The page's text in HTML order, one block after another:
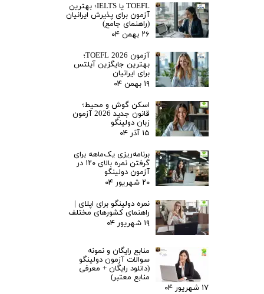
TOEFL یا IELTS؛ بهترین
آزمون برای پذیرش ایرانیان
(راهنمای جامع)
۲۶ بهمن ۰۴
آزمون TOEFL 2026؛
بهترین جایگزین آیلتس
برای ایرانیان
۱۹ بهمن ۰۴
اسکن گوش و محیط؛
قانون جدید 2026 آزمون
زبان دولینگو
۱۵ آذر ۰۴
برنامه‌ریزی یک‌ماهه برای
گرفتن نمره بالای ۱۲۰ در
آزمون دولینگو
۲۰ شهریور ۰۴
نمره دولینگو برای اپلای |
راهنمای کشورهای مختلف
۱۹ شهریور ۰۴
منابع رایگان و نمونه
سوالات آزمون دولینگو
(دانلود رایگان + معرفی
منابع معتبر)
۱۷ شهریور ۰۴